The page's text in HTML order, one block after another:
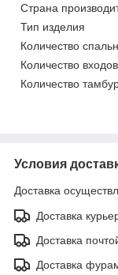
Страна
Тип изделия
Количество
Количество входов
Количество
Условия
Доставка
Доставка
Доставка
Доставка